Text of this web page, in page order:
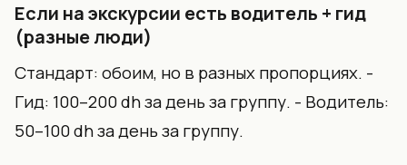
Если на экскурсии есть водитель + гид
(разные люди)
Стандарт: обоим, но в разных пропорциях. -
Гид: 100–200 dh за день за группу. - Водитель:
50–100 dh за день за группу.